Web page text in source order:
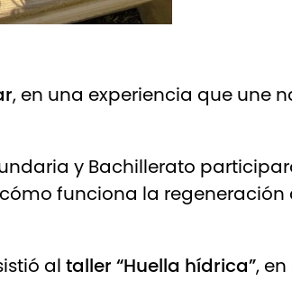
, en una experiencia que une
y Bachillerato
funciona la
al taller “Huella hídrica”,